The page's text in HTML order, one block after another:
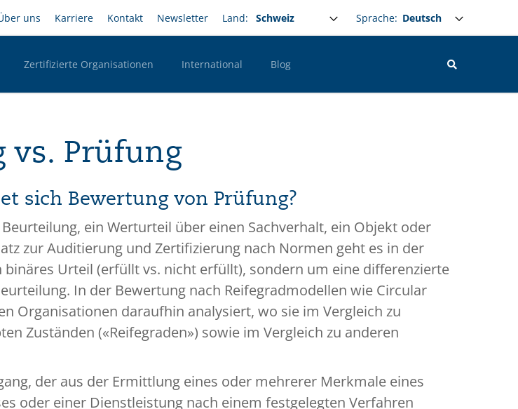
zum
Inhalt
uns Karriere Kontakt Newsletter Land: Sprache: Select your language
Zertifizierte Organisationen International Blog
vs. Prüfung
sich Bewertung von Prüfung?
ein Werturteil über einen Sachverhalt, ein Objekt oder
zur Auditierung und Zertifizierung nach Normen geht es in der
Urteil (erfüllt vs. nicht erfüllt), sondern um eine differenzierte
In der Bewertung nach Reifegradmodellen wie Circular
Organisationen daraufhin analysiert, wo sie im Vergleich zu
Zuständen («Reifegraden») sowie im Vergleich zu anderen
der aus der Ermittlung eines oder mehrerer Merkmale eines
oder einer Dienstleistung nach einem festgelegten Verfahren